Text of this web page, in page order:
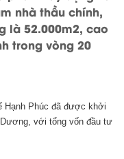
nhà thầu chính,
là 52.000m2, cao
trong vòng 20
Hạnh Phúc đã được khởi
với tổng vốn đầu tư